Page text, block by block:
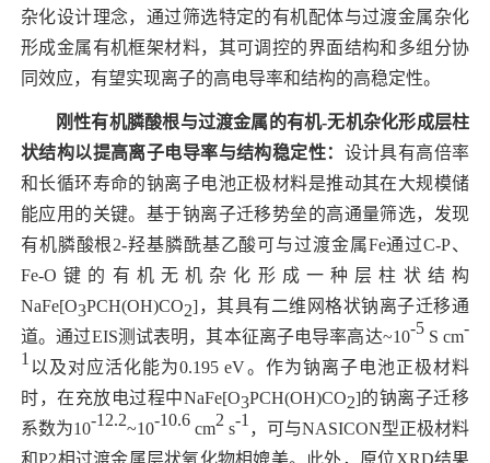
杂化设计理念，通过筛选特定的有机配体与过渡金属杂化
形成金属有机框架材料，其可调控的界面结构和多组分协
同效应，有望实现离子的高电导率和结构的高稳定性。
刚性有机膦酸根与过渡金属的有机-无机杂化形成层柱
状结构以提高离子电导率与结构稳定性： 设计具有高倍率
和长循环寿命的钠离子电池正极材料是推动其在大规模储
能应用的关键。基于钠离子迁移势垒的高通量筛选，发现
有机膦酸根2-羟基膦酰基乙酸可与过渡金属Fe通过C-P、
Fe-O 键的有机无机杂化形成一种层柱状结构
NaFe[O3PCH(OH)CO2]，其具有二维网格状钠离子迁移通
道。通过EIS测试表明，其本征离子电导率高达~10-5S cm-
1 以及对应活化能为0.195 eV。作为钠离子电池正极材料
时，在充放电过程中NaFe[O3PCH(OH)CO2]的钠离子迁移
系数为10-12.2~10-10.6 cm2 s-1 ，可与NASICON型正极材料